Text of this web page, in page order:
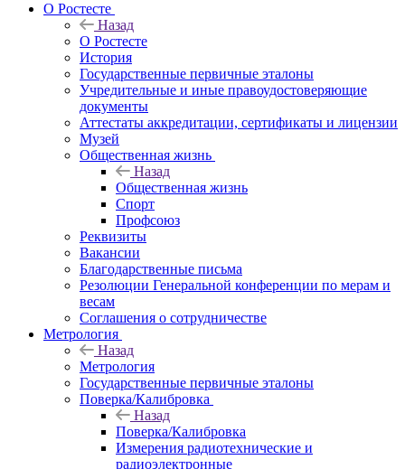
О Ростесте
Назад
О Ростесте
История
Государственные первичные эталоны
Учредительные и иные правоудостоверяющие
документы
Аттестаты аккредитации, сертификаты и лицензии
Музей
Общественная жизнь
Назад
Общественная жизнь
Спорт
Профсоюз
Реквизиты
Вакансии
Благодарственные письма
Резолюции Генеральной конференции по мерам и
весам
Соглашения о сотрудничестве
Метрология
Назад
Метрология
Государственные первичные эталоны
Поверка/Калибровка
Назад
Поверка/Калибровка
Измерения радиотехнические и
радиоэлектронные